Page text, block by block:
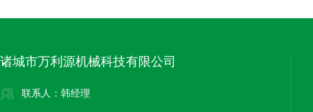
诸城市万利源机械科技有限公司
联系人：韩经理